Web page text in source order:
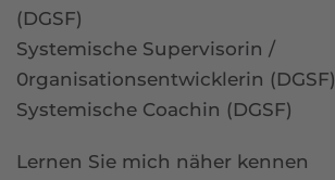
(DGSF)
Systemische Supervisorin /
0rganisationsentwicklerin (DGSF)
Systemische Coachin (DGSF)
Lernen Sie mich näher kennen